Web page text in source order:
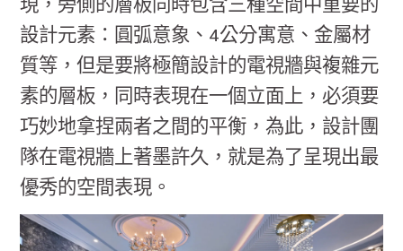
現，旁側的層板同時包含三種空間中重要的
設計元素：圓弧意象、4公分寓意、金屬材
質等，但是要將極簡設計的電視牆與複雜元
素的層板，同時表現在一個立面上，必須要
巧妙地拿捏兩者之間的平衡，為此，設計團
隊在電視牆上著墨許久，就是為了呈現出最
優秀的空間表現。